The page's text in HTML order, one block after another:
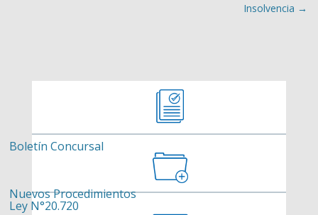
Insolvencia →
Boletín Concursal
Nuevos Procedimientos
Ley N°20.720